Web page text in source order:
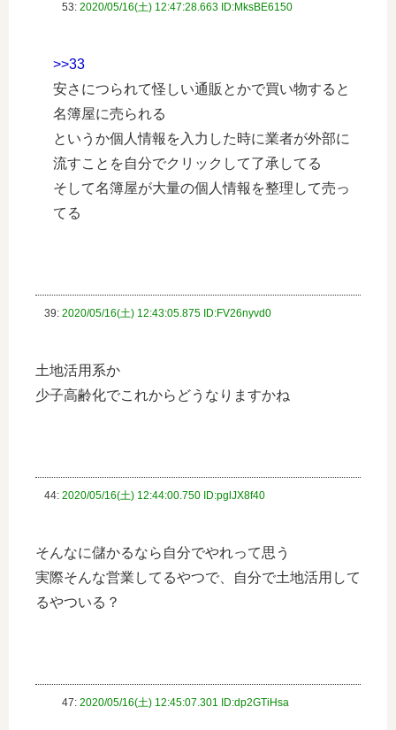
53: 2020/05/16(土) 12:47:28.663 ID:MksBE6150
>>33
安さにつられて怪しい通販とかで買い物すると
名簿屋に売られる
というか個人情報を入力した時に業者が外部に
流すことを自分でクリックして了承してる
そして名簿屋が大量の個人情報を整理して売っ
てる
39: 2020/05/16(土) 12:43:05.875 ID:FV26nyvd0
土地活用系か
少子高齢化でこれからどうなりますかね
44: 2020/05/16(土) 12:44:00.750 ID:pglJX8f40
そんなに儲かるなら自分でやれって思う
実際そんな営業してるやつで、自分で土地活用して
るやついる？
47: 2020/05/16(土) 12:45:07.301 ID:dp2GTiHsa